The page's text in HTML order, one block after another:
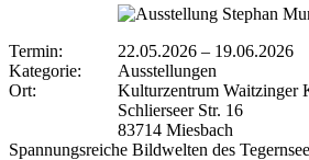
Termin: 22.05.2026 – 19.06.2026
Kategorie:
Ausstellungen
Ort:
Kulturzentrum Waitzinger
Schlierseer Str. 16
83714 Miesbach
Spannungsreiche Bildwelten des